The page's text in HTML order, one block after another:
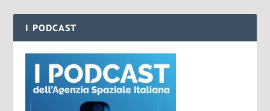
I PODCAST